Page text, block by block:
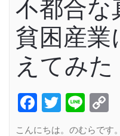
不都合な
貧困産業
えてみた
Facebook
Twitter
Line
こんにちは。のむらです。